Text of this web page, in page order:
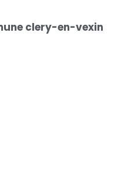
clery-en-vexin